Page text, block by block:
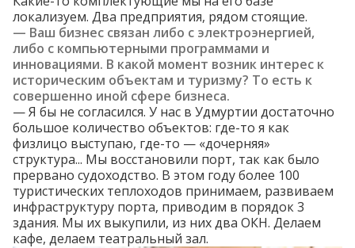
локализуем. Два предприятия, рядом стоящие.
— Ваш бизнес связан либо с электроэнергией,
либо с компьютерными программами и
инновациями. В какой момент возник интерес к
историческим объектам и туризму? То есть к
совершенно иной сфере бизнеса.
— Я бы не согласился. У нас в Удмуртии достаточно
большое количество объектов: где-то я как
физлицо выступаю, где-то — «дочерняя»
структура... Мы восстановили порт, так как было
прервано судоходство. В этом году более 100
туристических теплоходов принимаем, развиваем
инфраструктуру порта, приводим в порядок 3
здания. Мы их выкупили, из них два ОКН. Делаем
кафе, делаем театральный зал.